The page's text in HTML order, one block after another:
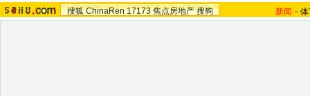
搜狐 ChinaRen 17173 焦点房地产 搜狗 新闻 -